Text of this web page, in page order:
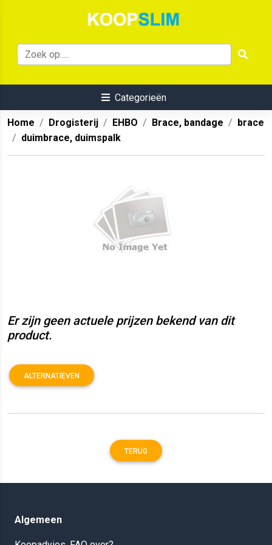
Categorieën
Home Drogisterij EHBO Brace, bandage
brace
duimbrace, duimspalk
Er zijn geen actuele prijzen bekend van dit
product.
ALTERNATIEVEN
TERUG
Algemeen